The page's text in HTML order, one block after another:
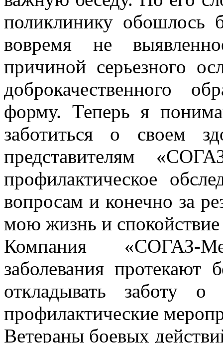
поликлинику обошлось
вовремя не
причиной серьезного
доброкачественного
форму. Теперь я
заботиться о своем
представителям
профилактическое
вопросам и конечно за
мою жизнь и
Компания «СОГАЗ-
заболевания протекают
откладывать заботу
профилактические
Ветераны боевых